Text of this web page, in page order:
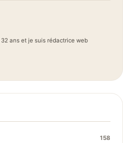
ans et je suis rédactrice web
158